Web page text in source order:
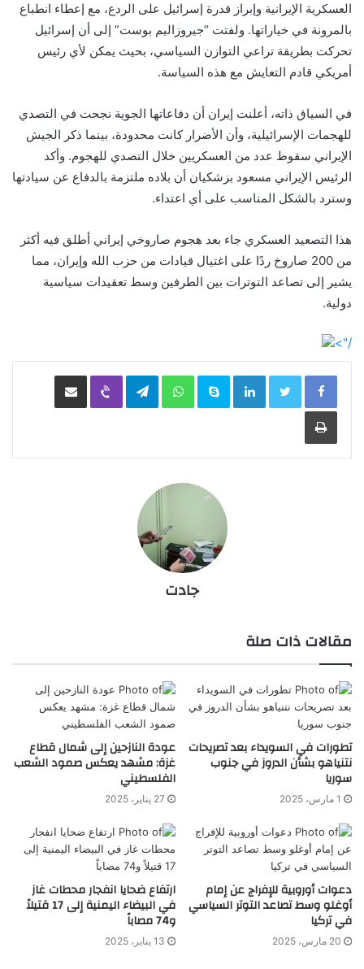
العسكرية الإيرانية وإبراز قدرة إسرائيل على الردع، مع إعطاء انطباع
بالمرونة في خياراتها. ولفتت “جيروزاليم بوست” إلى أن إسرائيل
تحركت بطريقة تراعي التوازن السياسي، بحيث يمكن لأي رئيس
أمريكي قادم التعايش مع هذه السياسة.
في السياق ذاته، أعلنت إيران أن دفاعاتها الجوية نجحت في التصدي
للهجمات الإسرائيلية، وأن الأضرار كانت محدودة، بينما ذكر الجيش
الإيراني سقوط عدد من العسكريين خلال التصدي للهجوم. وأكد
الرئيس الإيراني مسعود بزشكيان أن بلاده ملتزمة بالدفاع عن سيادتها
وسترد بالشكل المناسب على أي اعتداء.
هذا التصعيد العسكري جاء بعد هجوم صاروخي إيراني أطلق فيه أكثر
من 200 صاروخ ردًا على اغتيال قيادات من حزب الله وإيران، مما
يشير إلى تصاعد التوترات بين الطرفين وسط تعقيدات سياسية
دولية.
/">
LinkedIn
Skype
WhatsApp
Telegram
Viber مشاركة عبر البريد
طباعة
جادت
مقالات ذات صلة
تطورات في السويداء بعد تصريحات
نتنياهو بشأن الدروز في جنوب
سوريا
1 مارس، 2025
عودة النازحين إلى شمال قطاع
غزة: مشهد يعكس صمود الشعب
الفلسطيني
27 يناير، 2025
دعوات أوروبية للإفراج عن إمام
أوغلو وسط تصاعد التوتر السياسي
في تركيا
20 مارس، 2025
ارتفاع ضحايا انفجار محطات غاز
في البيضاء اليمنية إلى 17 قتيلاً
و74 مصاباً
13 يناير، 2025